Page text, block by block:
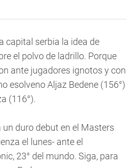
capital serbia la idea de
el polvo de ladrillo. Porque
ante jugadores ignotos y con
esolveno Aljaz Bedene (156°)
(116°).
duro debut en el Masters
el lunes- ante el
23° del mundo. Siga, para